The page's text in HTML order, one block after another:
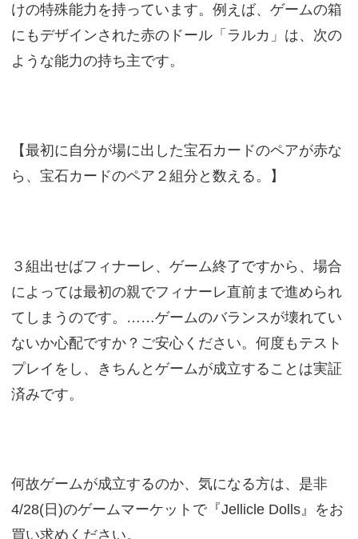
けの特殊能力を持っています。例えば、ゲームの箱
にもデザインされた赤のドール「ラルカ」は、次の
ような能力の持ち主です。
【最初に自分が場に出した宝石カードのペアが赤な
ら、宝石カードのペア２組分と数える。】
３組出せばフィナーレ、ゲーム終了ですから、場合
によっては最初の親でフィナーレ直前まで進められ
てしまうのです。……ゲームのバランスが壊れてい
ないか心配ですか？ご安心ください。何度もテスト
プレイをし、きちんとゲームが成立することは実証
済みです。
何故ゲームが成立するのか、気になる方は、是非
4/28(日)のゲームマーケットで『Jellicle Dolls』をお
買い求めください。